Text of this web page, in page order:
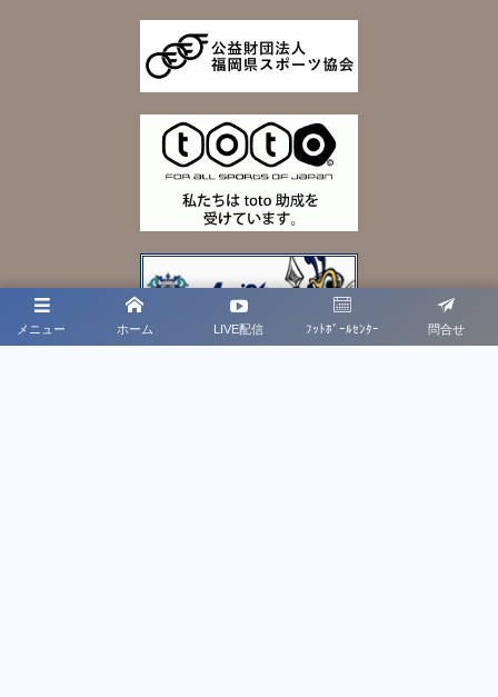
メニュー ホーム LIVE配信 ﾌｯﾄﾎﾞｰﾙｾﾝﾀｰ 問合せ